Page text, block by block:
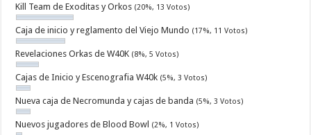
Kill Team de Exoditas y Orkos (20%, 13 Votos)
Caja de inicio y reglamento del Viejo Mundo (17%, 11 Votos)
Revelaciones Orkas de W40K (8%, 5 Votos)
Cajas de Inicio y Escenografia W40k (5%, 3 Votos)
Nueva caja de Necromunda y cajas de banda (5%, 3 Votos)
Nuevos jugadores de Blood Bowl (2%, 1 Votos)